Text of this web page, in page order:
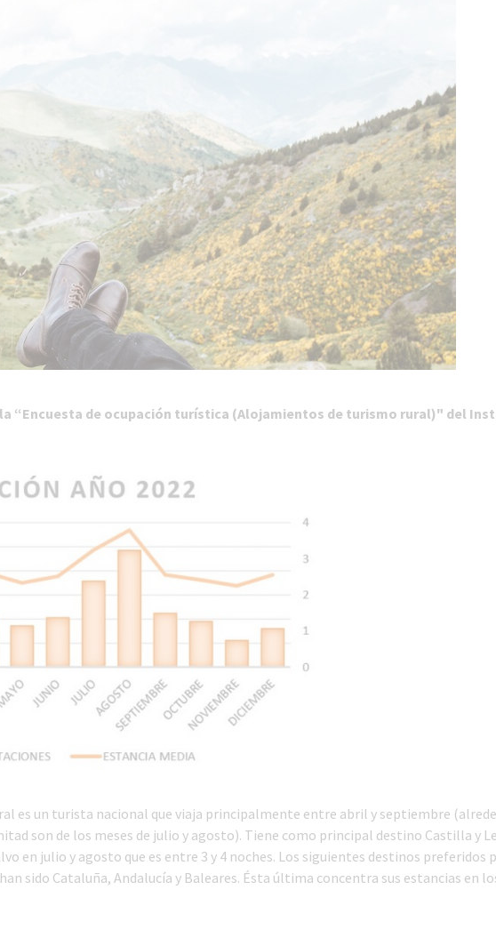
la “Encuesta de ocupación turística (Alojamientos de turismo rural)" del
es un turista nacional que viaja principalmente entre abril y septiembre
son de los meses de julio y agosto). Tiene como principal destino Castilla y
en julio y agosto que es entre 3 y 4 noches. Los siguientes destinos preferidos
sido Cataluña, Andalucía y Baleares. Ésta última concentra sus estancias en